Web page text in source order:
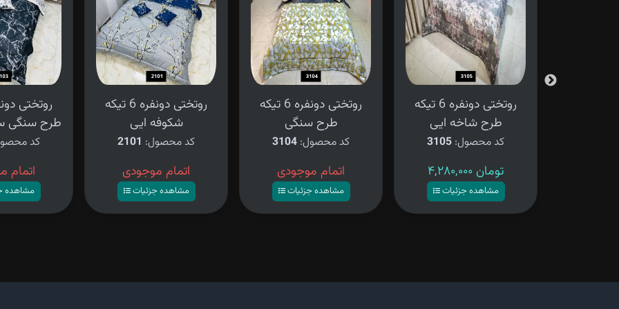
طرح سنگی
کد
اتمام
مشاهده
روتختی دونفره 6 تیکه
شکوفه ایی
کد محصول: 2101
اتمام موجودی
مشاهده جزئیات
روتختی دونفره 6 تیکه
طرح سنگی
کد محصول: 3104
اتمام موجودی
مشاهده جزئیات
روتختی دونفره 6 تیکه
طرح شاخه ایی
کد محصول: 3105
۴,۲۸۰,۰۰۰ تومان
مشاهده جزئیات